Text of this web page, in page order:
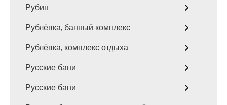
Рубин
Рублёвка, банный комплекс
Рублёвка, комплекс отдыха
Русские бани
Русские бани